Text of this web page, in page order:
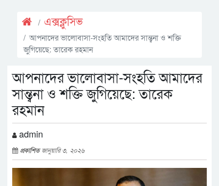
এক্সক্লুসিভ
আপনাদের ভালোবাসা-সংহতি আমাদের সান্ত্বনা ও শক্তি
জুগিয়েছে: তারেক রহমান
আপনাদের ভালোবাসা-সংহতি আমাদের
সান্ত্বনা ও শক্তি জুগিয়েছে: তারেক
রহমান
admin
প্রকাশিতজানুয়ারি ৩, ২০২৬